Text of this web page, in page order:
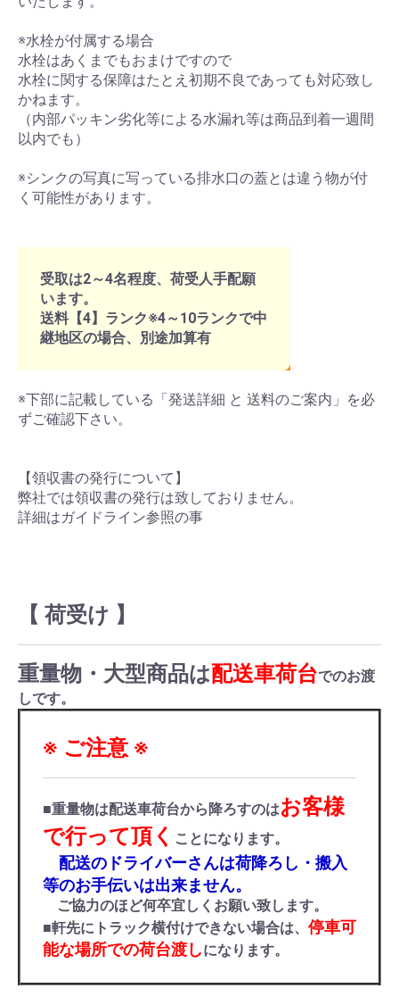
※水栓が付属する場合
水栓はあくまでもおまけですので
水栓に関する保障はたとえ初期不良であっても対応致し
かねます。
（内部パッキン劣化等による水漏れ等は商品到着一週間
以内でも）
※シンクの写真に写っている排水口の蓋とは違う物が付
く可能性があります。
受取は2～4名程度、荷受人手配願
います。
送料【4】ランク※4～10ランクで中
継地区の場合、別途加算有
※下部に記載している「発送詳細 と 送料のご案内」を必
ずご確認下さい。
【領収書の発行について】
弊社では領収書の発行は致しておりません。
詳細はガイドライン参照の事
【 荷受け 】
重量物・大型商品は配送車荷台でのお渡
しです。
※ ご注意 ※
■重量物は配送車荷台から降ろすのはお客様
で行って頂く ことになります。
配送のドライバーさんは荷降ろし・搬入
等のお手伝いは出来ません。
ご協力のほど何卒宜しくお願い致します。
■軒先にトラック横付けできない場合は、 停車可
能な場所での荷台渡しになります。